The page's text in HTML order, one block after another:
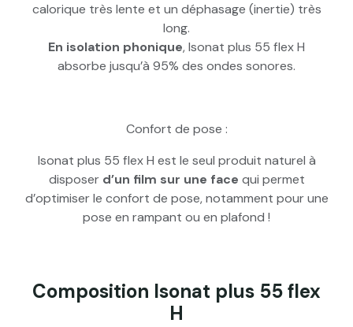
calorique très lente et un déphasage (inertie) très
long.
En isolation phonique, Isonat plus 55 flex H
absorbe jusqu’à 95% des ondes sonores.
Confort de pose :
Isonat plus 55 flex H est le seul produit naturel à
disposer d’un film sur une face qui permet
d’optimiser le confort de pose, notamment pour une
pose en rampant ou en plafond !
Composition Isonat plus 55 flex
H